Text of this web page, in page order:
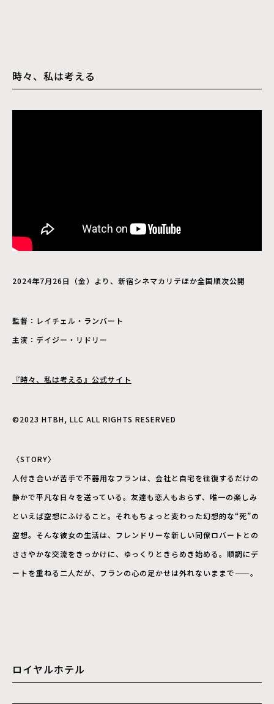
時々、私は考える
2024年7月26日（金）より、新宿シネマカリテほか全国順次公開
監督：レイチェル・ランバート
主演：デイジー・リドリー
『時々、私は考える』公式サイト
©2023 HTBH, LLC ALL RIGHTS RESERVED
〈STORY〉
人付き合いが苦手で不器用なフランは、会社と自宅を往復するだけの
静かで平凡な日々を送っている。友達も恋人もおらず、唯一の楽しみ
といえば空想にふけること。それもちょっと変わった幻想的な“死”の
空想。そんな彼女の生活は、フレンドリーな新しい同僚ロバートとの
ささやかな交流をきっかけに、ゆっくりときらめき始める。順調にデ
ートを重ねる二人だが、フランの心の足かせは外れないままで——。
ロイヤルホテル